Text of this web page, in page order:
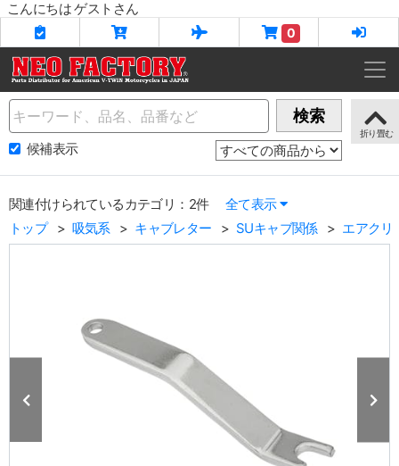
こんにちは ゲストさん
0
Name 検索
候補表示
関連付けられているカテゴリ：2件
全て表示
トップ
吸気系 キャブレター SUキャブ関係 エアクリ